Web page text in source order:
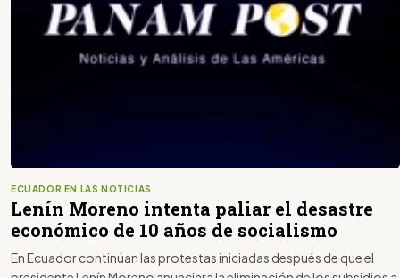
ECUADOR EN LAS NOTICIAS
Lenín Moreno intenta paliar el desastre
económico de 10 años de socialismo
En Ecuador continúan las protestas iniciadas después de que el